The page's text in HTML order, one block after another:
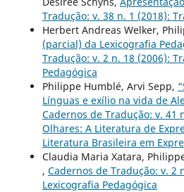
Tradução: v. 38 n. 1 (2018):
Herbert Andreas Welker,
(parcial) da Lexicografia
Tradução: v. 2 n. 18 (2006):
Pedagógica
Philippe Humblé, Arvi Sepp,
Línguas e exílio na vida de
Cadernos de Tradução: v. 41
Olhares: A Literatura de
Literatura Brasileira em
Claudia Maria Xatara,
, Cadernos de Tradução: v. 2
Lexicografia Pedagógica